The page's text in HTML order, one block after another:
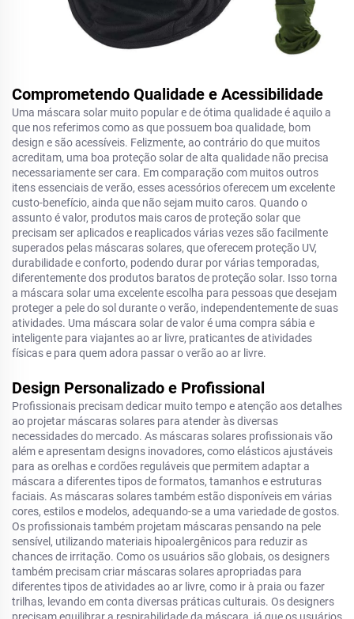
Comprometendo Qualidade e Acessibilidade
Uma máscara solar muito popular e de ótima qualidade é aquilo a
que nos referimos como as que possuem boa qualidade, bom
design e são acessíveis. Felizmente, ao contrário do que muitos
acreditam, uma boa proteção solar de alta qualidade não precisa
necessariamente ser cara. Em comparação com muitos outros
itens essenciais de verão, esses acessórios oferecem um excelente
custo-benefício, ainda que não sejam muito caros. Quando o
assunto é valor, produtos mais caros de proteção solar que
precisam ser aplicados e reaplicados várias vezes são facilmente
superados pelas máscaras solares, que oferecem proteção UV,
durabilidade e conforto, podendo durar por várias temporadas,
diferentemente dos produtos baratos de proteção solar. Isso torna
a máscara solar uma excelente escolha para pessoas que desejam
proteger a pele do sol durante o verão, independentemente de suas
atividades. Uma máscara solar de valor é uma compra sábia e
inteligente para viajantes ao ar livre, praticantes de atividades
físicas e para quem adora passar o verão ao ar livre.
Design Personalizado e Profissional
Profissionais precisam dedicar muito tempo e atenção aos detalhes
ao projetar máscaras solares para atender às diversas
necessidades do mercado. As máscaras solares profissionais vão
além e apresentam designs inovadores, como elásticos ajustáveis
para as orelhas e cordões reguláveis que permitem adaptar a
máscara a diferentes tipos de formatos, tamanhos e estruturas
faciais. As máscaras solares também estão disponíveis em várias
cores, estilos e modelos, adequando-se a uma variedade de gostos.
Os profissionais também projetam máscaras pensando na pele
sensível, utilizando materiais hipoalergênicos para reduzir as
chances de irritação. Como os usuários são globais, os designers
também precisam criar máscaras solares apropriadas para
diferentes tipos de atividades ao ar livre, como ir à praia ou fazer
trilhas, levando em conta diversas práticas culturais. Os designers